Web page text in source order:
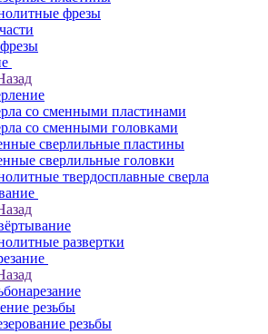
фрезы
со сменными пластинами
со сменными головками
сверлильные пластины
сверлильные головки
твердосплавные сверла
развертки
резьбы
резьбы